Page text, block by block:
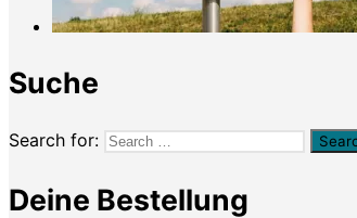
Suche
Search for:
Deine Bestellung